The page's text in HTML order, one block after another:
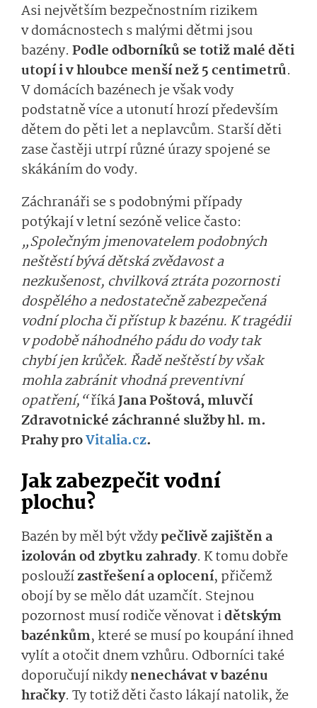
Asi největším bezpečnostním rizikem
v domácnostech s malými dětmi jsou
bazény. Podle odborníků se totiž malé děti
utopí i v hloubce menší než 5 centimetrů.
V domácích bazénech je však vody
podstatně více a utonutí hrozí především
dětem do pěti let a neplavcům. Starší děti
zase častěji utrpí různé úrazy spojené se
skákáním do vody.
Záchranáři se s podobnými případy
potýkají v letní sezóně velice často:
„Společným jmenovatelem podobných
neštěstí bývá dětská zvědavost a
nezkušenost, chvilková ztráta pozornosti
dospělého a nedostatečně zabezpečená
vodní plocha či přístup k bazénu. K tragédii
v podobě náhodného pádu do vody tak
chybí jen krůček. Řadě neštěstí by však
mohla zabránit vhodná preventivní
opatření,“říkáJana Poštová, mluvčí
Zdravotnické záchranné služby hl. m.
Prahy proVitalia.cz.
Jak zabezpečit vodní
plochu?
Bazén by měl být vždypečlivě zajištěn a
izolován od zbytku zahrady. K tomu dobře
posloužízastřešení a oplocení, přičemž
obojí by se mělo dát uzamčít. Stejnou
pozornost musí rodiče věnovat idětským
bazénkům, které se musí po koupání ihned
vylít a otočit dnem vzhůru. Odborníci také
doporučují nikdynenechávat v bazénu
hračky. Ty totiž děti často lákají natolik, že